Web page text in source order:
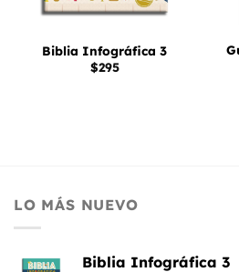
Biblia Infográfica 3
$295
LO MÁS NUEVO
Biblia Infográfica 3